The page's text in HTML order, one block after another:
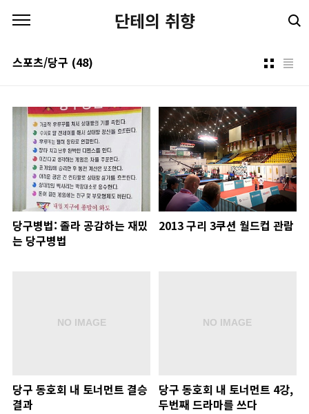
단테의 취향
스포츠/당구 (48)
당구병법: 졸라 공감하는 재밌
는 당구병법
2013 구리 3쿠션 월드컵 관람
당구 동호회 내 토너먼트 결승
결과
당구 동호회 내 토너먼트 4강,
두번째 드라마를 쓰다